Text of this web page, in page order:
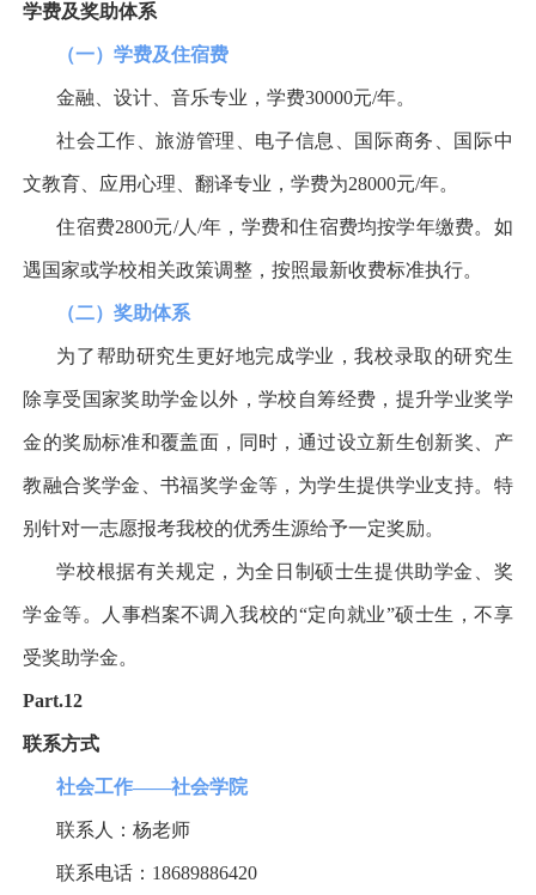
学费及奖助体系
（一）学费及住宿费
金融、设计、音乐专业，学费30000元/年。
社会工作、旅游管理、电子信息、国际商务、国际中
文教育、应用心理、翻译专业，学费为28000元/年。
住宿费2800元/人/年，学费和住宿费均按学年缴费。如
遇国家或学校相关政策调整，按照最新收费标准执行。
（二）奖助体系
为了帮助研究生更好地完成学业，我校录取的研究生
除享受国家奖助学金以外，学校自筹经费，提升学业奖学
金的奖励标准和覆盖面，同时，通过设立新生创新奖、产
教融合奖学金、书福奖学金等，为学生提供学业支持。特
别针对一志愿报考我校的优秀生源给予一定奖励。
学校根据有关规定，为全日制硕士生提供助学金、奖
学金等。人事档案不调入我校的“定向就业”硕士生，不享
受奖助学金。
Part.12
联系方式
社会工作——社会学院
联系人：杨老师
联系电话： 18689886420